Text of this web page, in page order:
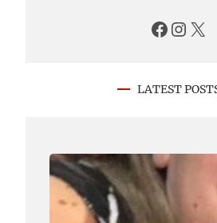
Facebook Instagram X
LATEST